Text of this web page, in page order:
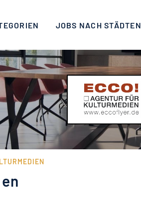
JOBS NACH STÄDTEN